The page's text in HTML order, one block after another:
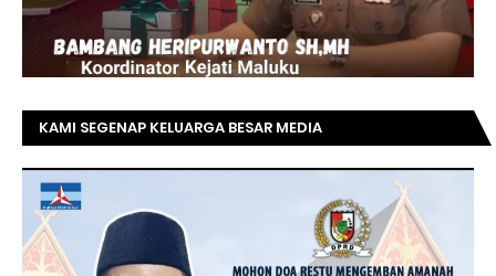
KAMI SEGENAP KELUARGA BESAR MEDIA
BAPAK ACHMAD FAISAL REZ